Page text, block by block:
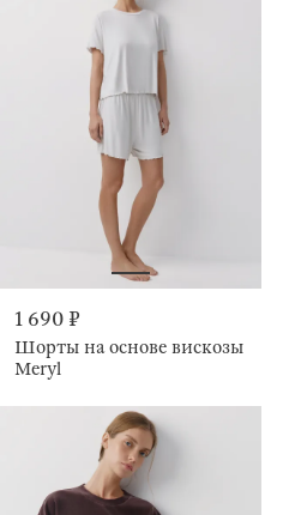
1 690 ₽
Шорты на основе вискозы
Meryl